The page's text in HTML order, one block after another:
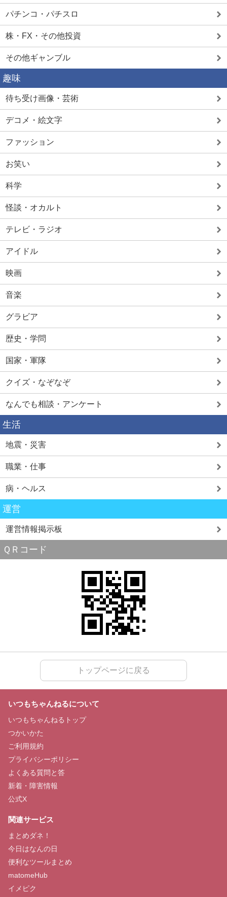
パチンコ・パチスロ
株・FX・その他投資
その他ギャンブル
趣味
待ち受け画像・芸術
デコメ・絵文字
ファッション
お笑い
科学
怪談・オカルト
テレビ・ラジオ
アイドル
映画
音楽
グラビア
歴史・学問
国家・軍隊
クイズ・なぞなぞ
なんでも相談・アンケート
生活
地震・災害
職業・仕事
病・ヘルス
運営
運営情報掲示板
ＱＲコード
トップページに戻る
いつもちゃんねるについて
いつもちゃんねるトップ
つかいかた
ご利用規約
プライバシーポリシー
よくある質問と答
新着・障害情報
公式X
関連サービス
まとめダネ！
今日はなんの日
便利なツールまとめ
matomeHub
イメピク